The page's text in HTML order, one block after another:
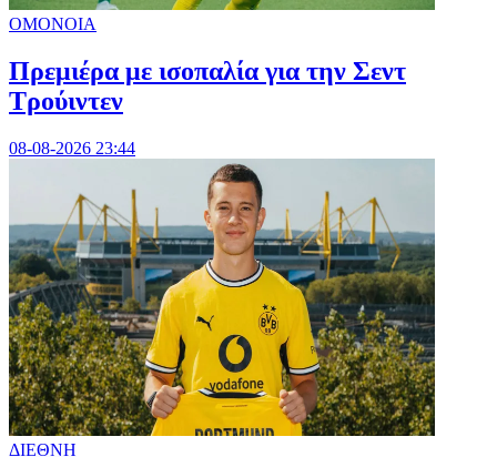
ΟΜΟΝΟΙΑ
Πρεμιέρα με ισοπαλία για την Σεντ
Τρούιντεν
08-08-2026 23:44
ΔΙΕΘΝΗ